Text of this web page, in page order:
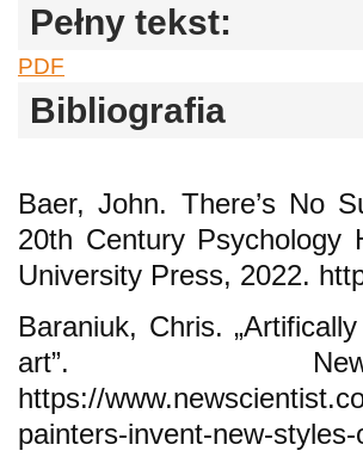
Pełny tekst:
PDF
Bibliografia
Baer, John. There’s No
20th Century Psychology
University Press, 2022.
Baraniuk, Chris.
art”.
https://
painters-invent-new-